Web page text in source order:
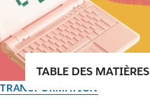
TRANSFORMATION
TABLE DES MATIÈRES